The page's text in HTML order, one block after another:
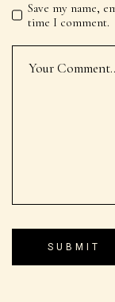
Save my name,
time I comment.